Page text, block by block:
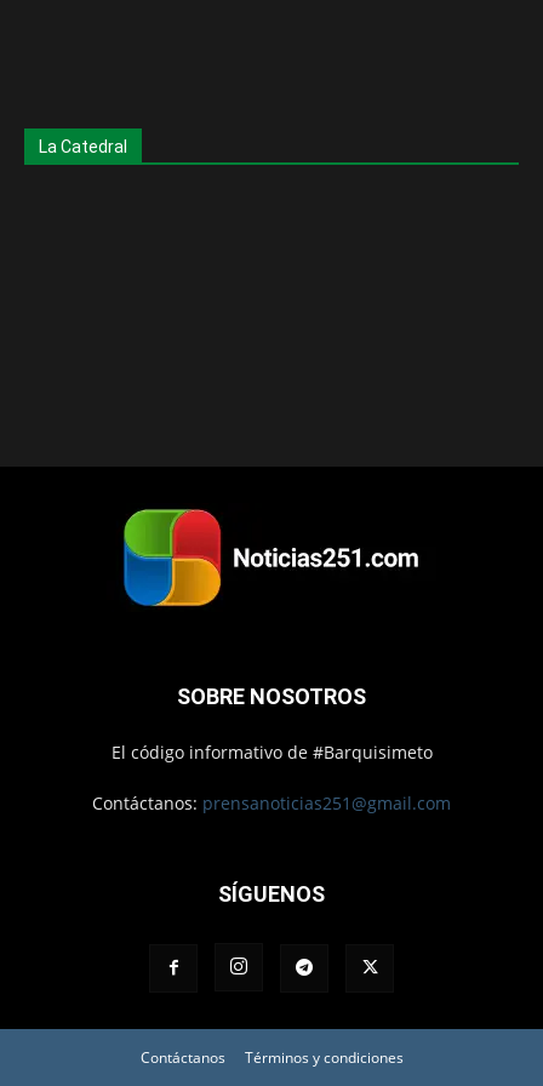
La Catedral
SOBRE NOSOTROS
El código informativo de #Barquisimeto
Contáctanos: prensanoticias251@gmail.com
SÍGUENOS
Contáctanos Términos y condiciones